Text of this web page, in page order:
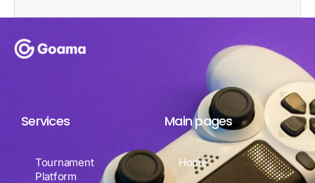
Services
Tournament
Platform
Main pages
Home